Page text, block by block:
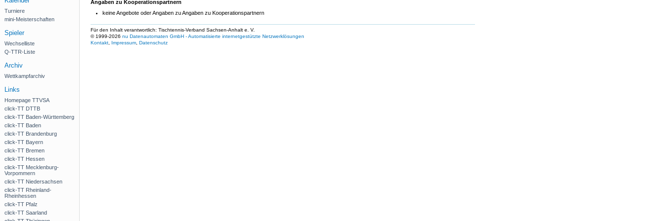
Turniere
mini-Meisterschaften
Spieler
Wechselliste
Q-TTR-Liste
Archiv
Wettkampfarchiv
Links
Homepage TTVSA
click-TT DTTB
click-TT Baden-Württemberg
click-TT Baden
click-TT Brandenburg
click-TT Bayern
click-TT Bremen
click-TT Hessen
click-TT Mecklenburg-
Vorpommern
click-TT Niedersachsen
click-TT Rheinland-
Rheinhessen
click-TT Pfalz
click-TT Saarland
Angaben zu Kooperationspartnern
keine Angebote oder Angaben zu Angaben zu Kooperationspartnern
Für den Inhalt verantwortlich: Tischtennis-Verband Sachsen-Anhalt e. V.
© 1999-2026 nu Datenautomaten GmbH - Automatisierte internetgestützte Netzwerklösungen
Kontakt
Impressum Datenschutz